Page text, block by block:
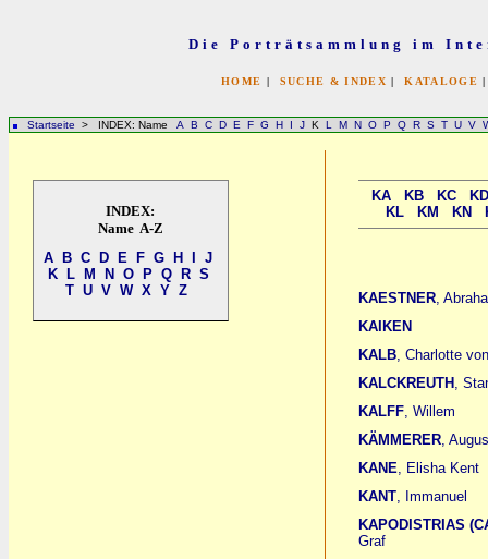
Die Porträtsammlung im
HOME | SUCHE & INDEX |KATALOGE
INDEX:
Name A-Z
A
B C D E F G H
J
K
L M N O P Q R S
T U V W X Y Z
Startseite > INDEX: Name A B C D E F G H I J K L M N O P Q R S T U V
KA KB KC
KD
KL
KM KN
KAESTNER,
KAIKEN
KALB, Charlotte
KALCKREUTH ,
KALFF, Willem
KÄMMERER,
KANE, Elisha Kent
KANT, Immanuel
KAPODISTRIAS
Graf